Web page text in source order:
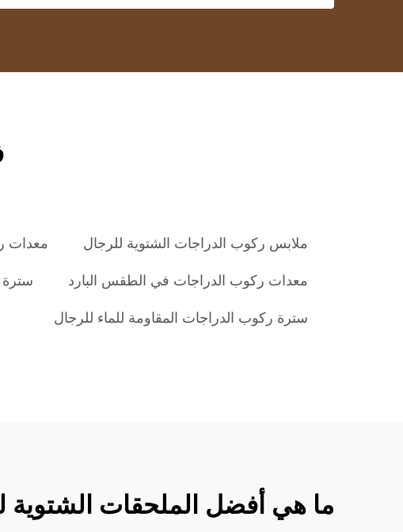
ملابس ركوب الدراجات الشتوية للرجال معدات
معدات ركوب الدراجات في الطقس البارد
سترة
سترة ركوب الدراجات المقاومة للماء للرجال
ما هي أفضل الملحقات الشتوية